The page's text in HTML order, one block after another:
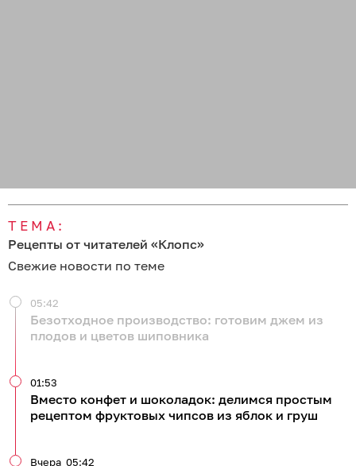
ТЕМА:
Рецепты от читателей «Клопс»
Свежие новости по теме
Безотходное производство: готовим джем из
плодов и цветов шиповника
05:42
Вместо конфет и шоколадок: делимся простым
рецептом фруктовых чипсов из яблок и груш
01:53
Вчера 05:42